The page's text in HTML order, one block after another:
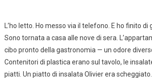
L’ho letto. Ho messo via il telefono. E ho finito di
Sono tornata a casa alle nove di sera.
cibo pronto della gastronomia — un odore
Contenitori di plastica erano sul tavolo, le
piatti. Un piatto di insalata Olivier era scheggiato.